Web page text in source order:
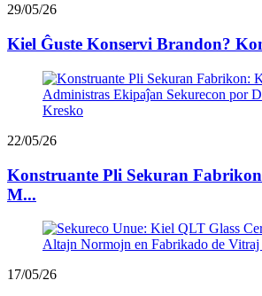
29/05/26
Kiel Ĝuste Konservi Brandon?
22/05/26
Konstruante Pli Sekuran
M...
17/05/26